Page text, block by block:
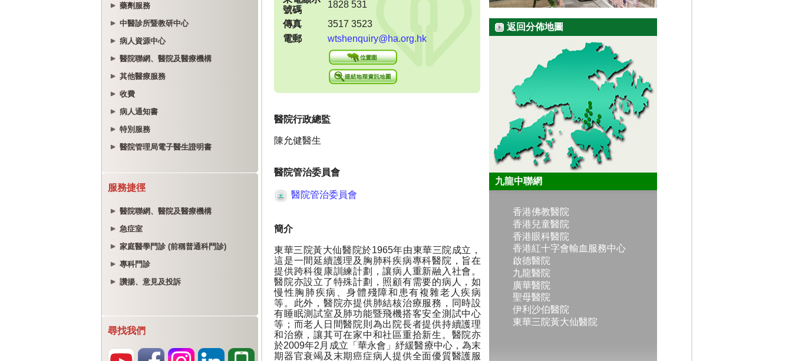
藥劑服務
中醫診所暨教研中心
病人資源中心
醫院聯網、醫院及醫療機構
其他醫療服務
收費
病人通知書
特別服務
醫院管理局電子醫生證明書
服務捷徑
醫院聯網、醫院及醫療機構
急症室
家庭醫學門診 (前稱普通科門診)
專科門診
讚揚、意見及投訴
尋找我們